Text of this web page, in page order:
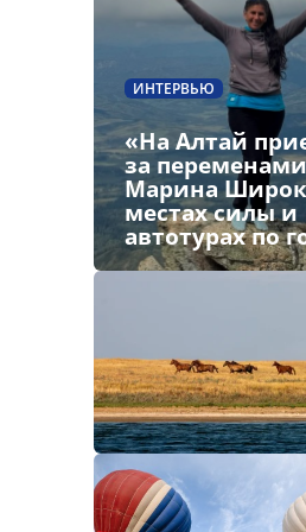
ИНТЕРВЬЮ
«На Алтай
за
Марина
местах силы и
автотурах по